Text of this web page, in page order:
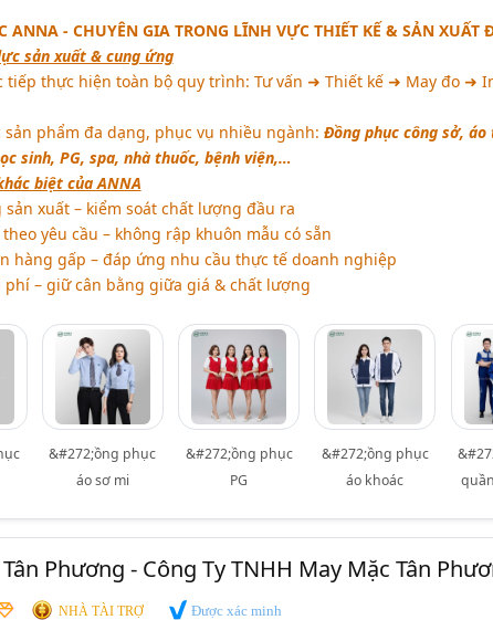
ANNA - CHUYÊN GIA TRONG LĨNH VỰC THIẾT KẾ & SẢN XUẤT
sản xuất & cung ứng
tiếp thực hiện toàn bộ quy trình: Tư vấn ➜ Thiết kế ➜ May đo ➜
phẩm đa dạng, phục vụ nhiều ngành: Đồng phục công sở, áo
sinh, PG, spa, nhà thuốc, bệnh viện,…
biệt của ANNA
sản xuất – kiểm soát chất lượng đầu ra
yêu cầu – không rập khuôn mẫu có sẵn
hàng gấp – đáp ứng nhu cầu thực tế doanh nghiệp
phí – giữ cân bằng giữa giá & chất lượng
&#272;ồng phục
áo sơ mi
&#272;ồng phục
PG
&#272;ồng phục
áo khoác
Phương - Công Ty TNHH May Mặc Tân
NHÀ TÀI TRỢ Được xác minh